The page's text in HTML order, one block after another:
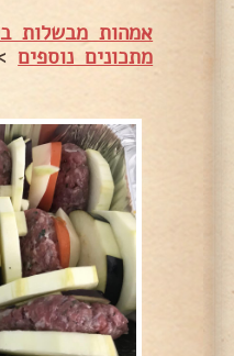
אמהות מבשלות
מתכונים נוספים